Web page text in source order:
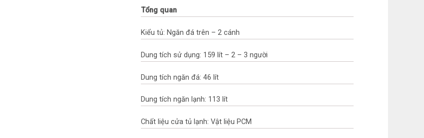
Tổng quan
Kiểu tủ: Ngăn đá trên – 2 cánh
Dung tích sử dụng: 159 lít – 2 – 3 người
Dung tích ngăn đá: 46 lít
Dung tích ngăn lạnh: 113 lít
Chất liệu cửa tủ lạnh: Vật liệu PCM